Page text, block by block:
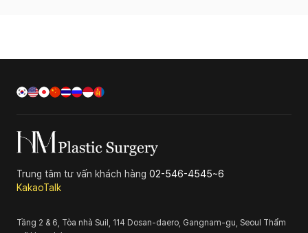
Trung tâm tư vấn khách hàng 02-546-4545~6
KakaoTalk
Tầng 2 & 6, Tòa nhà Suil, 114 Dosan-daero, Gangnam-gu, Seoul Thẩm